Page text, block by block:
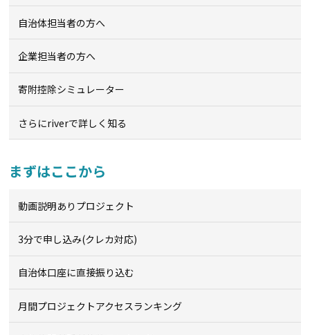
自治体担当者の方へ
企業担当者の方へ
寄附控除シミュレーター
さらにriverで詳しく知る
まずはここから
動画説明ありプロジェクト
3分で申し込み(クレカ対応)
自治体口座に直接振り込む
月間プロジェクトアクセスランキング